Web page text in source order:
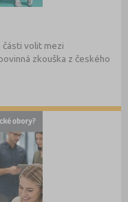
části volit mezi
zkouška z českého